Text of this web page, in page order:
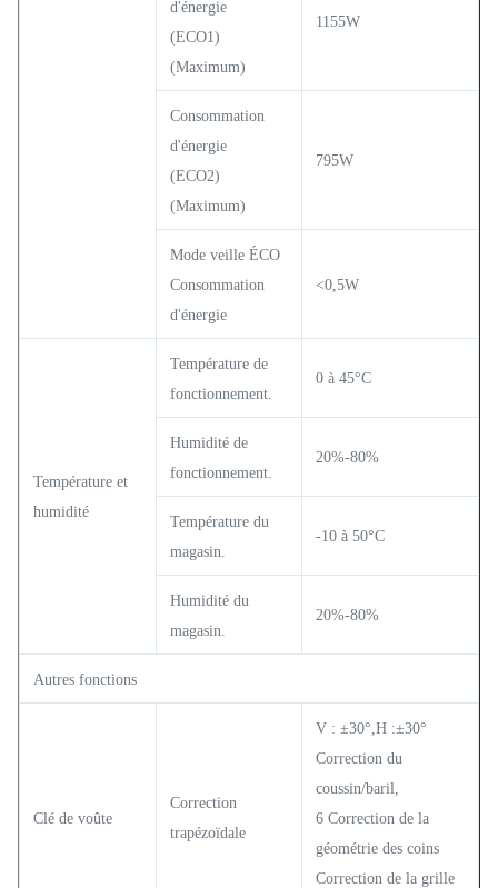
d'énergie
(ECO1)
(Maximum)
1155W
Consommation
d'énergie
(ECO2)
(Maximum)
795W
Mode veille ÉCO
Consommation
d'énergie
<0,5W
Température et
humidité
Température de
fonctionnement.
0 à 45°C
Humidité de
fonctionnement.
20%-80%
Température du
magasin.
-10 à 50°C
Humidité du
magasin.
20%-80%
Autres fonctions
Clé de voûte
Correction
trapézoïdale
V : ±30°,H :±30°
Correction du
coussin/baril,
6 Correction de la
géométrie des coins
Correction de la grille